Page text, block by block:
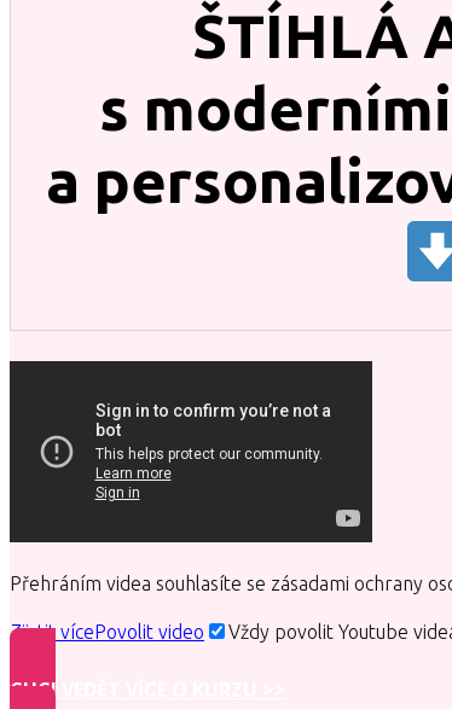
ŠTÍHLÁ
s
a
Přehráním videa souhlasíte se zásadami ochrany
Zjistit vícePovolit video Vždy povolit Youtube
CHCI VEDĚT VÍCE O KURZU >>